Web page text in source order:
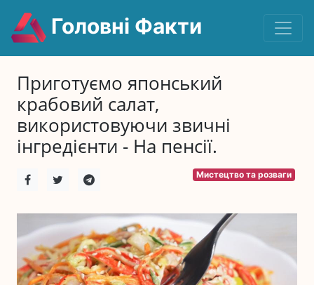
Головні Факти
Приготуємо японський
крабовий салат,
використовуючи звичні
інгредієнти - На пенсії.
Мистецтво та розваги